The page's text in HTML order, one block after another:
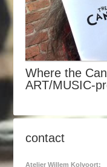
Where the
ART/MUSIC-
contact
Atelier Willem Kolvoort: